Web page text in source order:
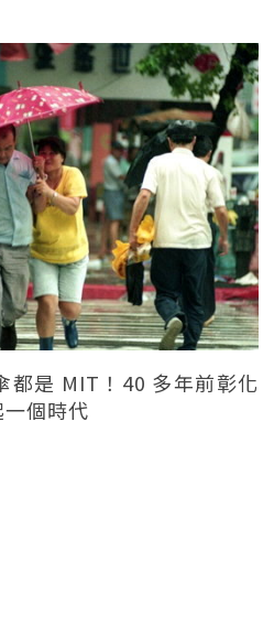
都是 MIT！40 多年前彰化
一個時代